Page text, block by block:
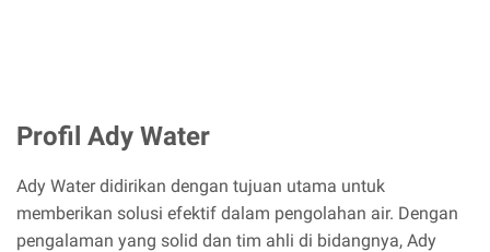
Profil Ady Water
Ady Water didirikan dengan tujuan utama untuk
memberikan solusi efektif dalam pengolahan air. Dengan
pengalaman yang solid dan tim ahli di bidangnya, Ady